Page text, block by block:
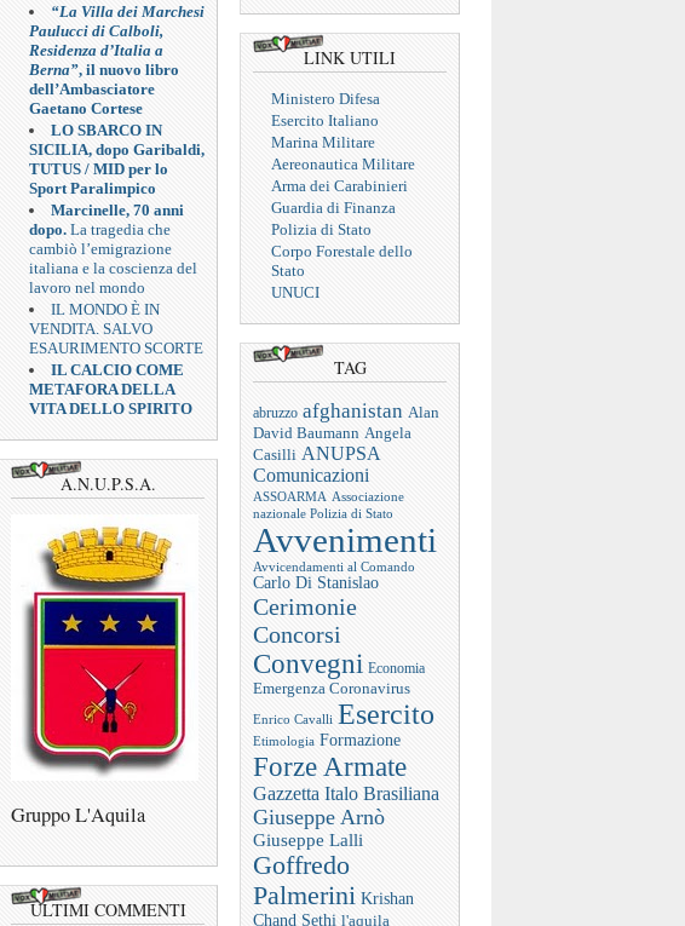
“La Villa dei Marchesi
Paulucci di Calboli,
Residenza d’Italia a
Berna”, il nuovo libro
dell’Ambasciatore
Gaetano Cortese
LO SBARCO IN
SICILIA, dopo Garibaldi,
TUTUS / MID per lo
Sport Paralimpico
Marcinelle, 70 anni
dopo. La tragedia che
cambiò l’emigrazione
italiana e la coscienza del
lavoro nel mondo
IL MONDO È IN
VENDITA. SALVO
ESAURIMENTO SCORTE
IL CALCIO COME
METAFORA DELLA
VITA DELLO SPIRITO
A.N.U.P.S.A.
Gruppo L'Aquila
ULTIMI COMMENTI
LINK UTILI
Ministero Difesa
Esercito Italiano
Marina Militare
Aereonautica Militare
Arma dei Carabinieri
Guardia di Finanza
Polizia di Stato
Corpo Forestale dello
Stato
UNUCI
TAG
abruzzo afghanistan Alan
David Baumann Angela
Casilli ANUPSA
Comunicazioni
ASSOARMA Associazione
nazionale Polizia di Stato
Avvenimenti
Avvicendamenti al Comando
Carlo Di Stanislao
Cerimonie
Concorsi
Convegni Economia
Emergenza Coronavirus
Enrico Cavalli Esercito
Etimologia Formazione
Forze Armate
Gazzetta Italo Brasiliana
Giuseppe Arnò
Giuseppe Lalli
Goffredo
Palmerini Krishan
Chand Sethi l'aquila